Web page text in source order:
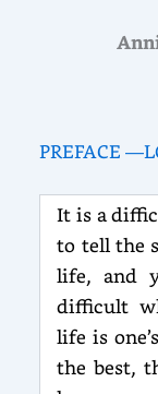
PREFACE
It is a
to tell the
life, and
difficult
life is
the best,